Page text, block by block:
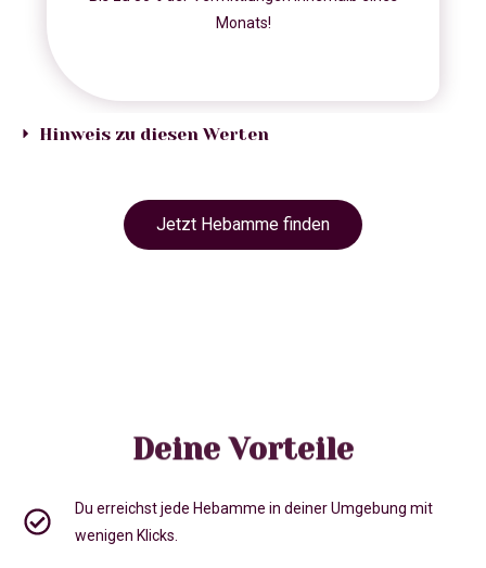
Monats!
Hinweis zu diesen Werten
Jetzt Hebamme finden
Deine Vorteile
Du erreichst jede Hebamme in deiner Umgebung mit
wenigen Klicks.